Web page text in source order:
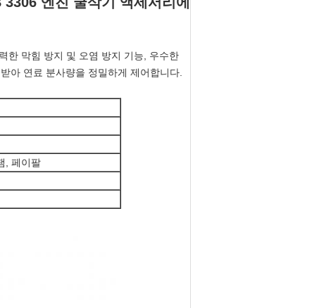
한 막힘 방지 및 오염 방지 기능, 우수한
아 연료 분사량을 정밀하게 제어합니다.
, 페이팔